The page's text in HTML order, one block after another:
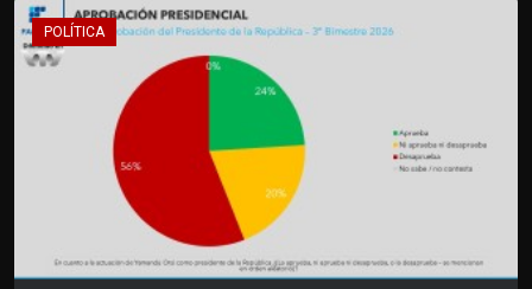
POLÍTICA